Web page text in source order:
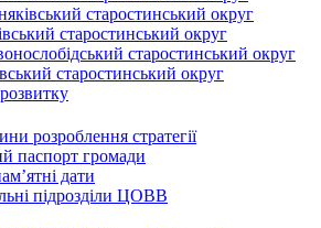
старостинський округ
старостинський округ
старостинський округ
старостинський округ
розроблення стратегії
паспорт громади
дати
підрозділи ЦОВВ